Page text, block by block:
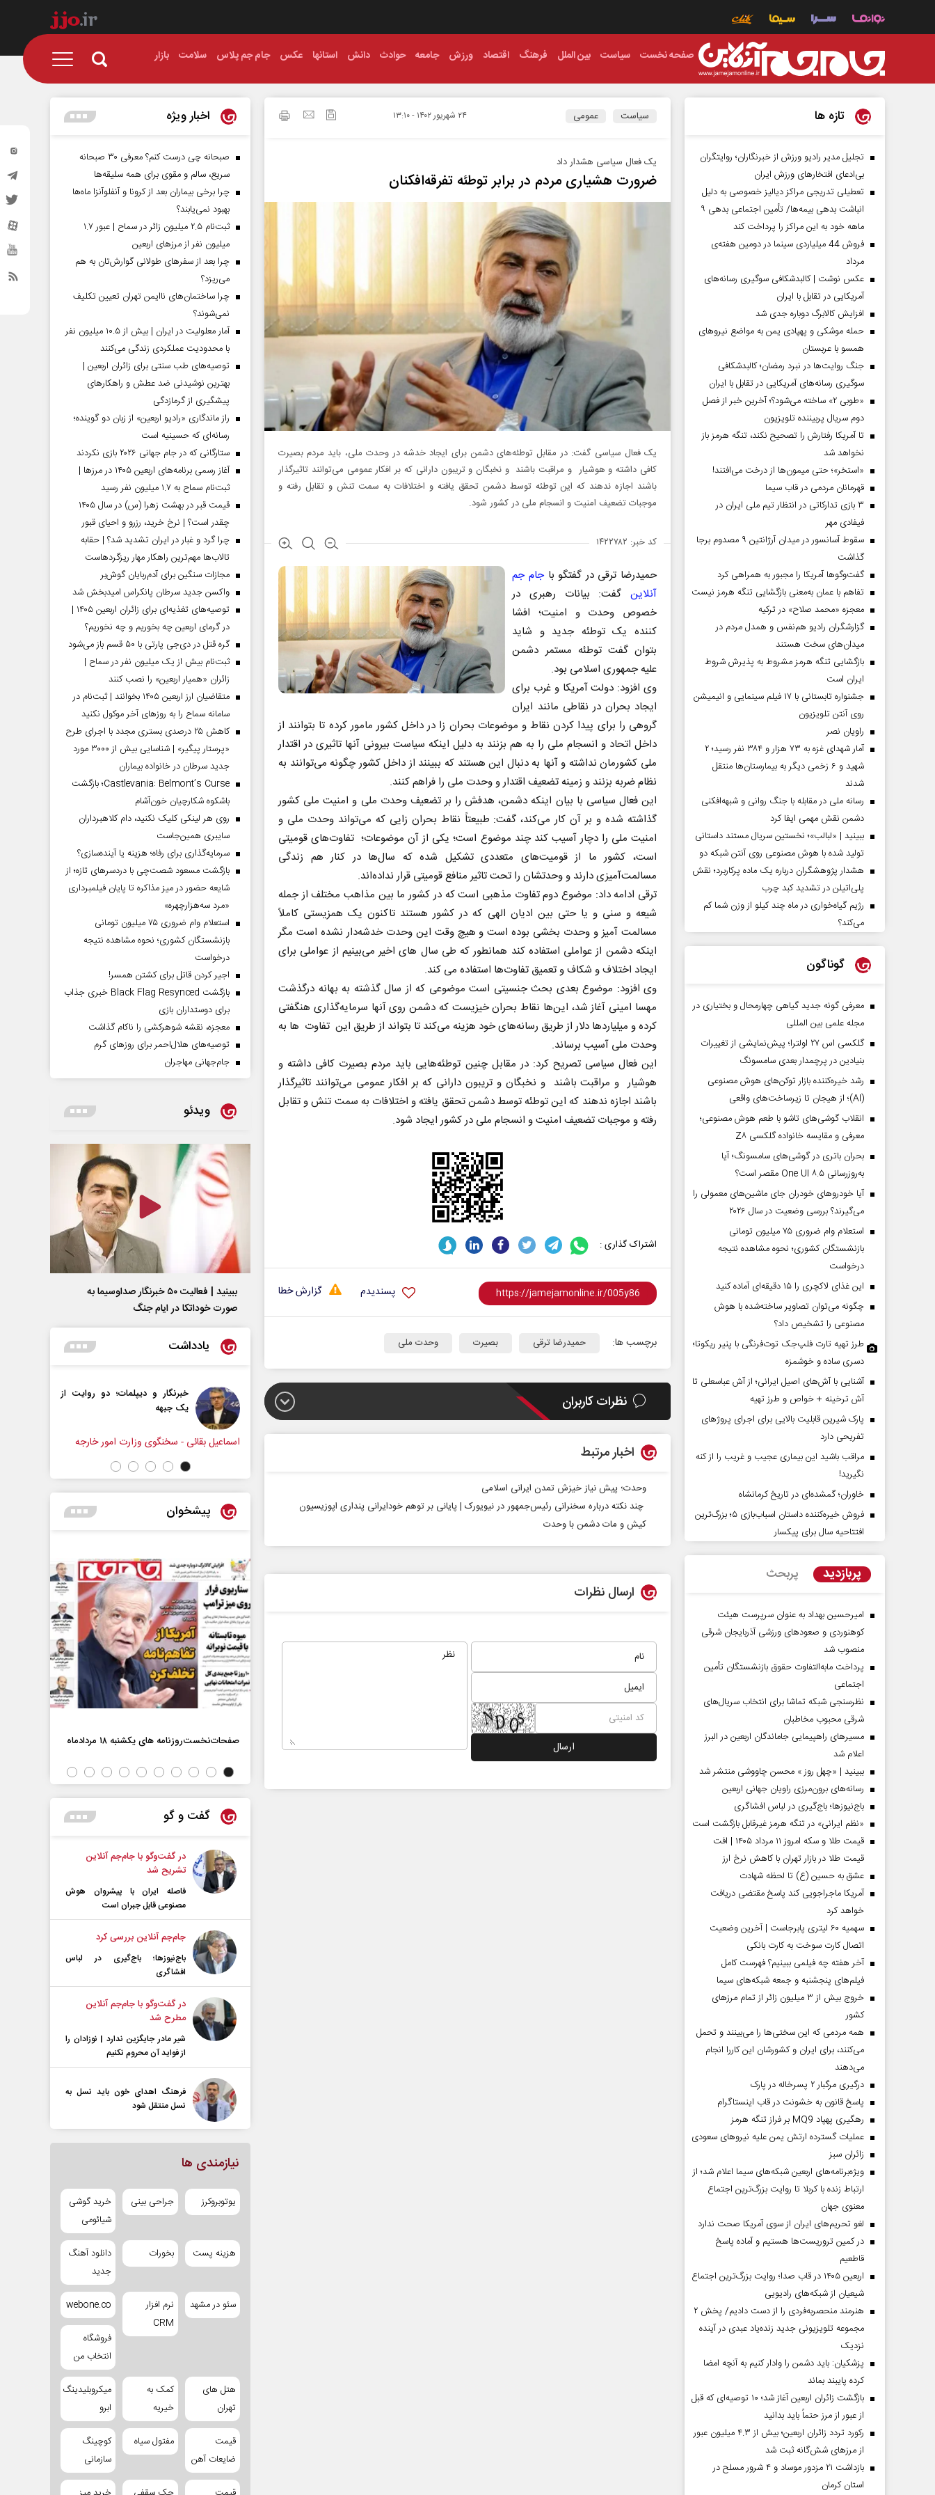
صفحه نخست سیاست بین الملل فرهنگ اقتصاد ورزش جامعه حوادث دانش استانها عکس جام جم پلاس سلامت بازار
سیاست عمومی ۲۴ شهريور ۱۴۰۲ - ۱۳:۱۰
یک فعال سیاسی هشدار داد
ضرورت هشیاری مردم در برابر توطئه تفرقه‌افکنان
یک فعال سیاسی گفت: در مقابل توطئه‌های دشمن برای ایجاد خدشه در وحدت ملی، باید مردم بصیرت
کافی داشته و هوشیار و مراقبت باشند و نخبگان و تریبون دارانی که بر افکار عمومی می‌توانند تاثیرگذار
باشند اجازه ندهند که این توطئه توسط دشمن تحقق یافته و اختلافات به سمت تنش و تقابل رفته و
موجبات تضعیف امنیت و انسجام ملی در کشور شود.
کد خبر: ۱۴۲۲۷۸۲
حمیدرضا ترقی در گفتگو باجام‌ جم
آنلاین گفت: بیانات رهبری در
خصوص وحدت و امنیت؛ افشا
کننده یک توطئه جدید و شاید
بتوان گفت توطئه مستمر دشمن
علیه جمهوری اسلامی بود.
وی افزود: دولت آمریکا و غرب برای
ایجاد بحران در نقاطی مانند ایران
گروهی را برای پیدا کردن نقاط و موضوعات بحران زا در داخل کشور مامور کرده تا بتوانند از
داخل اتحاد و انسجام ملی را به هم بزنند به دلیل اینکه سیاست بیرونی آنها تاثیری در اقتدار
ملی کشورمان نداشته و آنها به دنبال این هستند که ببینند از داخل کشور چگونه می‌توانند به
نظام ضربه بزنند و زمینه تضعیف اقتدار و وحدت ملی را فراهم کنند.
این فعال سیاسی با بیان اینکه دشمن، هدفش را بر تضعیف وحدت ملی و امنیت ملی کشور
گذاشته شده و بر آن کار می‌کند، گفت: طبیعتاً نقاط بحران زایی که می‌تواند وحدت ملی و
امنیت ملی را دچار آسیب کند چند موضوع است؛ یکی از آن موضوعات؛ تفاوت‌های قومیتی
است، کشور ما از قومیت‌های متعددی تشکیل شده که سال‌ها در کنار هم زندگی
مسالمت‌آمیزی دارند و وحدتشان را تحت تاثیر منافع قومیتی قرار نداده‌اند.
ترقی ادامه داد: موضوع دوم تفاوت مذهبی است که در کشور ما بین مذاهب مختلف از جمله
شیعه و سنی و یا حتی بین ادیان الهی که در کشور هستند تاکنون یک همزیستی کاملاً
مسالمت آمیز و وحدت بخشی بوده است و هیچ وقت این وحدت خدشه‌دار نشده است مگر
اینکه دشمن از عواملی استفاده کند همانطور که طی سال های اخیر می‌بینیم از عواملی برای
ایجاد اختلاف و شکاف و تعمیق تفاوت‌ها استفاده می کند.
وی افزود: موضوع بعدی بحث جنسیتی است موضوعی که از سال گذشته به بهانه درگذشت
مهسا امینی آغاز شد، این‌ها نقاط بحران خیزیست که دشمن روی آنها سرمایه‌گذاری هنگفتی
کرده و میلیاردها دلار از طریق رسانه‌های خود هزینه می‌کند تا بتواند از طریق این تفاوت ها به
وحدت ملی آسیب برساند.
این فعال سیاسی تصریح کرد: در مقابل چنین توطئه‌هایی باید مردم بصیرت کافی داشته و
هوشیار و مراقبت باشند و نخبگان و تریبون دارانی که بر افکار عمومی می‌توانند تاثیرگذار
باشند اجازه ندهند که این توطئه توسط دشمن تحقق یافته و اختلافات به سمت تنش و تقابل
رفته و موجبات تضعیف امنیت و انسجام ملی در کشور ایجاد شود.
اشتراک گذاری :
گزارش خطا پسندیدم
برچسب ها: حمیدرضا ترقی بصیرت وحدت ملی
نظرات کاربران
اخبار مرتبط
وحدت؛ پیش نیاز خیزش تمدن ایرانی اسلامی
چند نکته درباره سخنرانی رئیس‌جمهور در نیویورک | پایانی بر توهم خودایرانی پنداری اپوزیسیون
کیش و مات دشمن با وحدت
ارسال نظرات
تازه ها
تجلیل مدیر رادیو ورزش از خبرنگاران؛ روایتگران
بی‌ادعای افتخارهای ورزش ایران
تعطیلی تدریجی مراکز دیالیز خصوصی به دلیل
انباشت بدهی بیمه‌ها/ تأمین اجتماعی بدهی ۹
ماهه خود به این مراکز را پرداخت کند
فروش 44 میلیاردی سینما در دومین هفته‌ی
مرداد
عکس نوشت | کالبدشکافی سوگیری رسانه‌های
آمریکایی در تقابل با ایران
افزایش کالابرگ دوباره جدی شد
حمله موشکی و پهپادی یمن به مواضع نیروهای
همسو با عربستان
جنگ روایت‌ها در نبرد رمضان؛ کالبدشکافی
سوگیری رسانه‌های آمریکایی در تقابل با ایران
«طوبی ۲» ساخته می‌شود؟؛ آخرین خبر از فصل
دوم سریال پربیننده تلویزیون
تا آمریکا رفتارش را تصحیح نکند، تنگه هرمز باز
نخواهد شد
«استخر»‌‌؛ حتی میمون‌ها از درخت می‌افتند!
قهرمانان مردمی در قاب سیما
۳ بازی تدارکاتی در انتظار تیم ملی ایران در
فیفادی مهر
سقوط آسانسور در میدان آرژانتین ۹ مصدوم برجا
گذاشت
گفت‌وگوها آمریکا را مجبور به همراهی کرد
تفاهم با عمان به‌معنی بازگشایی تنگه هرمز نیست
معجزه «محمد صلاح» در ترکیه
گزارشگران رادیو هم‌نفس و همدل مردم در
میدان‌های سخت هستند
بازگشایی تنگه هرمز مشروط به پذیرش شروط
ایران است
جشنواره تابستانی با ۱۷ فیلم سینمایی و انیمیشن
روی آنتن تلویزیون
راویان نصر
آمار شهدای غزه به ۷۳ هزار و ۳۸۴ نفر رسید؛ ۲
شهید و ۶ زخمی دیگر به بیمارستان‌ها منتقل
شدند
رسانه ملی در مقابله با جنگ روانی و شبهه‌افکنی
دشمن نقش مهمی ایفا کرد
ببینید | «لبالب»؛ نخستین سریال مستند داستانی
تولید شده با هوش مصنوعی روی آنتن شبکه دو
هشدار پژوهشگران درباره یک ماده پرکاربرد؛ نقش
پلی‌اتیلن در تشدید کبد چرب
رژیم گیاه‌خواری در ماه چند کیلو از وزن شما کم
می‌کند؟
گوناگون
معرفی گونه جدید گیاهی چهارمحال و بختیاری در
مجله علمی بین المللی
گلکسی اس ۲۷ اولترا؛ پیش‌نمایشی از تغییرات
بنیادین در پرچمدار بعدی سامسونگ
رشد خیره‌کننده بازار توکن‌های هوش مصنوعی
(AI)؛ از هیجان تا زیرساخت‌های واقعی
انقلاب گوشی‌های تاشو‌ با طعم هوش مصنوعی؛
معرفی و مقایسه خانواده گلکسی Z۸
بحران باتری در گوشی‌های سامسونگ؛ آیا
به‌روزرسانی One UI ۸.۵ مقصر است؟
آیا خودروهای خودران جای ماشین‌های معمولی را
می‌گیرند؟ بررسی وضعیت در سال ۲۰۲۶
استعلام وام ضروری ۷۵ میلیون تومانی
بازنشستگان کشوری؛ نحوه مشاهده نتیجه
درخواست
این غذای لاکچری را ۱۵ دقیقه‌ای آماده کنید
چگونه می‌توان تصاویر ساخته‌شده با هوش
مصنوعی را تشخیص داد؟
طرز تهیه تارت فلپ‌جک توت‌فرنگی با پنیر ریکوتا؛
دسری ساده و خوشمزه
آشنایی با آش‌های اصیل ایرانی؛ از آش عباسعلی تا
آش ترخینه + خواص و طرز تهیه
پارک شیرین قابلیت‌ بالایی برای اجرای پروژهای
تفریحی دارد
مراقب باشید این بیماری عجیب و غریب را از کنه
نگیرید!
خاوران؛ گمشده‌ای در تاریخ کرمانشاه
فروش خیره‌کننده داستان اسباب‌بازی ۵؛ بزرگ‌ترین
افتتاحیه سال برای پیکسار
پربازدید پربحث
امیرحسین بهداد به عنوان سرپرست هیئت
کوهنوردی و صعودهای ورزشی آذربایجان شرقی
منصوب شد
پرداخت مابه‌التفاوت حقوق بازنشستگان تأمین
اجتماعی
نظرسنجی شبکه تماشا برای انتخاب سریال‌های
شرقی محبوب مخاطبان
مسیر‌های راهپیمایی جاماندگان اربعین در البرز
اعلام شد
ببینید | «چهل روز » محسن چاووشی منتشر شد
رسانه‌های برون‌مرزی راویان جهانی اربعین
باج‌نیوزها؛ باج‌گیری در لباس افشاگری
«نظم ایرانی» در تنگه هرمز غیرقابل بازگشت است
قیمت طلا و سکه امروز ۱۱ مرداد ۱۴۰۵ | افت
قیمت طلا در بازار تهران با کاهش نرخ ارز
عشق به حسین (ع) تا لحظه شهادت
آمریکا ماجراجویی کند پاسخ مقتضی دریافت
خواهد کرد
سهمیه ۶۰ لیتری پابرجاست | آخرین وضعیت
اتصال کارت سوخت به کارت بانکی
آخر هفته چه فیلمی ببینیم؟ فهرست کامل
فیلم‌های پنجشنبه و جمعه شبکه‌های سیما
خروج بیش از ۳ میلیون زائر از تمام مرز‌های
کشور
همه مردمی که این سختی‌ها را می‌بینند و تحمل
می‌کنند، برای ایران و کشورشان این کاررا انجام
می‌دهند
درگیری مرگبار ۲ پسرخاله در پارک
پاسخ قانون به خشونت در قاب اینستاگرام
رهگیری پهپاد MQ9 بر فراز تنگه هرمز
عملیات گسترده ارتش یمن علیه نیروهای سعودی
‌زائران سبز
ویژه‌برنامه‌های اربعین شبکه‌های سیما اعلام شد؛ از
ارتباط زنده با کربلا تا روایت بزرگ‌ترین اجتماع
معنوی جهان
لغو تحریم‌های ایران از سوی آمریکا صحت ندارد
در کمین تروریست‌ها هستیم و آماده پاسخ
قاطعیم
اربعین ۱۴۰۵ در قاب صدا؛ روایت بزرگ‌ترین اجتماع
شیعیان از شبکه‌های رادیویی
هنرمند منحصر‌به‌فردی را از دست دادیم/ پخش ۲
مجموعه تلویزیونی جدید زنده‌یاد عبدی در آینده
نزدیک
پزشکیان: باید دشمن را وادار کنیم به آنچه امضا
کرده پایبند بماند
بازگشت زائران اربعین آغاز شد؛ ۱۰ توصیه‌ای که قبل
از عبور از مرز حتماً باید بدانید
رکورد تردد زائران اربعین؛ بیش از ۴.۳ میلیون عبور
از مرزهای شش‌گانه ثبت شد
بازداشت ۲۱ مزدور موساد و ۴ شرور مسلح در
استان کرمان
اخبار ویژه
صبحانه چی درست کنم؟ معرفی ۳۰ صبحانه
سریع، سالم و مقوی برای همه سلیقه‌ها
چرا برخی بیماران بعد از کرونا و آنفلوآنزا ماه‌ها
بهبود نمی‌یابند؟
ثبت‌نام ۲.۵ میلیون زائر در سماح | عبور ۱.۷
میلیون نفر از مرز‌های اربعین
چرا بعد از سفرهای طولانی گوارش‌تان به هم
می‌ریزد؟
چرا ساختمان‌های ناایمن تهران تعیین تکلیف
نمی‌شوند؟
آمار معلولیت در ایران | بیش از ۱۰.۵ میلیون نفر
با محدودیت عملکردی زندگی می‌کنند
توصیه‌های طب سنتی برای زائران اربعین |
بهترین نوشیدنی ضد عطش و راهکارهای
پیشگیری از گرمازدگی
راز ماندگاری «رادیو اربعین» از زبان دو گوینده؛
رسانه‌ای که حسینیه است
ستارگانی که در جام جهانی ۲۰۲۶ بازی نکردند
آغاز رسمی برنامه‌های اربعین ۱۴۰۵ در مرز‌ها |
ثبت‌نام سماح به ۱.۷ میلیون نفر رسید
قیمت قبر در بهشت زهرا (س) در سال ۱۴۰۵
چقدر است؟ | نرخ خرید، رزرو و احیای قبور
چرا گرد و غبار در ایران تشدید شد؟ | حقابه
تالاب‌ها مهم‌ترین راهکار مهار ریزگردهاست
مجازات سنگین برای آدم‌ربایان گوش‌بر
واکسن جدید سرطان پانکراس امیدبخش شد
توصیه‌های تغذیه‌ای برای زائران اربعین ۱۴۰۵ |
در گرمای اربعین چه بخوریم و چه نخوریم؟
گره قتل در دی‌جی پارتی با ۵۰ قسم باز می‌شود
ثبت‌نام بیش از یک میلیون نفر در سماح |
زائران «همیار اربعین» را نصب کنند
متقاضیان ارز اربعین ۱۴۰۵ بخوانند | ثبت‌نام در
سامانه سماح را به روز‌های آخر موکول نکنید
کاهش ۲۵ درصدی بستری مجدد با اجرای طرح
«پرستار پیگیر» | شناسایی بیش از ۳۰۰۰ مورد
جدید سرطان در خانواده بیماران
Castlevania: Belmont’s Curse؛ بازگشت
باشکوه شکارچیان خون‌آشام
روی هر لینکی کلیک نکنید، دام کلاهبرداران
سایبری همین‌جاست
سرمایه‌گذاری برای رفاه؛ هزینه یا آینده‌سازی؟
بازگشت مسعود شصت‌چی با دردسر‌های تازه؛ از
شایعه حضور در میز مذاکره تا پایان فیلمبرداری
«مرد سه‌هزارچهره»
استعلام وام ضروری ۷۵ میلیون تومانی
بازنشستگان کشوری؛ نحوه مشاهده نتیجه
درخواست
اجیر کردن قاتل برای کشتن همسر!
بازگشت Black Flag Resynced خبری جذاب
برای دوستداران بازی
معجزه، نقشه شوهرکشی را ناکام گذاشت
توصیه‌های هلال‌احمر برای روز‌های گرم
جام‌جهانی مهاجران
ویدئو
ببینید | فعالیت ۵۰ خبرنگار صداوسیما به
صورت خوداتکا در ایام جنگ
یادداشت
آیا سیاست کلان آمریکا ضدایران
عوض شده است؟
- کارشناس مسائل بین‌الملل
سازمان ملل بی‌بدیل نیست
محمدحسن زورق
خبرنگار، محور پویایی و اعتبار
خبرنگار و دیپلمات؛ دو روایت از
یک جبهه
اسماعیل بقائی - سخنگوی وزارت امور خارجه
آیا تفاهم‌نامه حداکثر
پیشخوان
صفحات نخست‌روزنامه ها‌ی پنجشنبه‌۸ مردادماه
صفحات نخست‌روزنامه‌ها‌ی‌چهارشنبه‌۷‌مردادماه
صفحات‌نخست‌روزنامه ها‌ی یکشنبه ۱۸ مردادماه
گفت و گو
در گفت‌و‌گو با جام‌جم آنلاین
تشریح شد
فاصله ایران با پیشرو‌ان هوش
مصنوعی قابل جبران است
جام‌جم آنلاین بررسی کرد
باج‌نیوزها؛ باج‌گیری در لباس
افشاگری
در گفت‌و‌گو با جام‌جم آنلاین
مطرح شد
شیر مادر جایگزین ندارد | نوزادان را
از فواید آن محروم نکنیم
فرهنگ اهدای خون باید نسل به
نسل منتقل شود
نیازمندی ها
یوتوبروکرز جراحی بینی
خرید گوشی
شیائومی
هزینه پست بخورات
دانلود آهنگ
جدید
سئو در مشهد
نرم افزار
CRM
webone.co
فروشگاه
انتخاب من
هتل های
تهران
کمک به
خیریه
میکروبلیدینگ
ابرو
قیمت
ضایعات آهن
مفتول سیاه
کوچینگ
سازمانی